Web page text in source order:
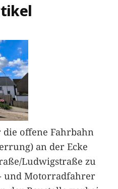
die offene Fahrbahn
an der Ecke
Ludwigstraße zu
und Motorradfahrer